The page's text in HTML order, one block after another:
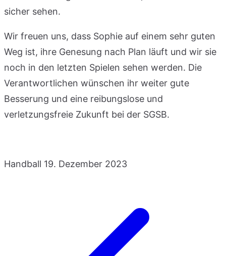
sicher sehen.
Wir freuen uns, dass Sophie auf einem sehr guten
Weg ist, ihre Genesung nach Plan läuft und wir sie
noch in den letzten Spielen sehen werden. Die
Verantwortlichen wünschen ihr weiter gute
Besserung und eine reibungslose und
verletzungsfreie Zukunft bei der SGSB.
Handball 19. Dezember 2023